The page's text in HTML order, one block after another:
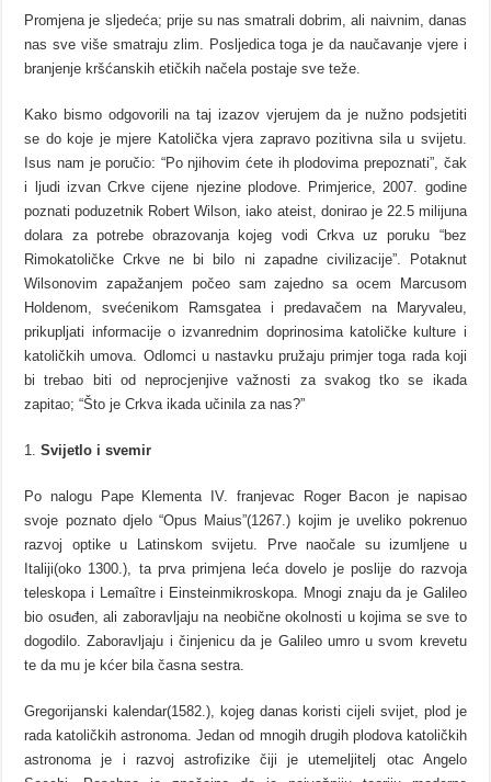
Promjena je sljedeća; prije su nas smatrali dobrim, ali naivnim, danas
nas sve više smatraju zlim. Posljedica toga je da naučavanje vjere i
branjenje kršćanskih etičkih načela postaje sve teže.
Kako bismo odgovorili na taj izazov vjerujem da je nužno podsjetiti
se do koje je mjere Katolička vjera zapravo pozitivna sila u svijetu.
Isus nam je poručio: “Po njihovim ćete ih plodovima prepoznati”, čak
i ljudi izvan Crkve cijene njezine plodove. Primjerice, 2007. godine
poznati poduzetnik Robert Wilson, iako ateist, donirao je 22.5 milijuna
dolara za potrebe obrazovanja kojeg vodi Crkva uz poruku “bez
Rimokatoličke Crkve ne bi bilo ni zapadne civilizacije”. Potaknut
Wilsonovim zapažanjem počeo sam zajedno sa ocem Marcusom
Holdenom, svećenikom Ramsgatea i predavačem na Maryvaleu,
prikupljati informacije o izvanrednim doprinosima katoličke kulture i
katoličkih umova. Odlomci u nastavku pružaju primjer toga rada koji
bi trebao biti od neprocjenjive važnosti za svakog tko se ikada
zapitao; “Što je Crkva ikada učinila za nas?”
Svijetlo i svemir
Po nalogu Pape Klementa IV. franjevac Roger Bacon je napisao
svoje poznato djelo “Opus Maius”(1267.) kojim je uveliko pokrenuo
razvoj optike u Latinskom svijetu. Prve naočale su izumljene u
Italiji(oko 1300.), ta prva primjena leća dovelo je poslije do razvoja
teleskopa i Lemaître i Einsteinmikroskopa. Mnogi znaju da je Galileo
bio osuđen, ali zaboravljaju na neobične okolnosti u kojima se sve to
dogodilo. Zaboravljaju i činjenicu da je Galileo umro u svom krevetu
te da mu je kćer bila časna sestra.
Gregorijanski kalendar(1582.), kojeg danas koristi cijeli svijet, plod je
rada katoličkih astronoma. Jedan od mnogih drugih plodova katoličkih
astronoma je i razvoj astrofizike čiji je utemeljitelj otac Angelo